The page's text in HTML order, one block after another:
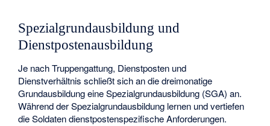
Spezialgrundausbildung und
Dienstpostenausbildung
Je nach Truppengattung, Dienstposten und
Dienstverhältnis schließt sich an die dreimonatige
Grundausbildung eine Spezialgrundausbildung (SGA) an.
Während der Spezialgrundausbildung lernen und vertiefen
die Soldaten dienstpostenspezifische Anforderungen.